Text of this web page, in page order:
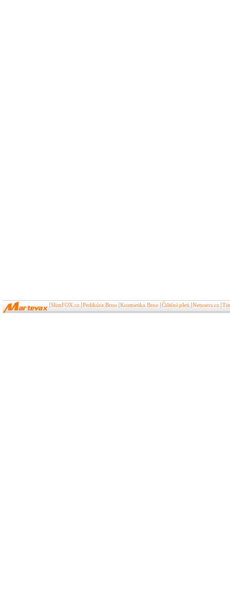
SlimFOX.cz Pedikúra Brno Kosmetika Brno Čištění pleti Netusers.cz